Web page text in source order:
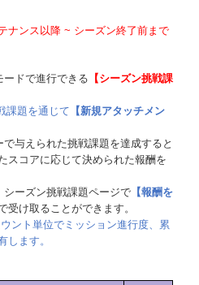
ナンス以降 ~ シーズン終了前まで
ドで進行できる 【シーズン挑戦課
課題を通じて 【新規アタッチメン
与えられた挑戦課題を達成すると
スコアに応じて決められた報酬を
ーズン挑戦課題ページで 【報酬を
受け取ることができます。
ント単位でミッション進行度、累
します。